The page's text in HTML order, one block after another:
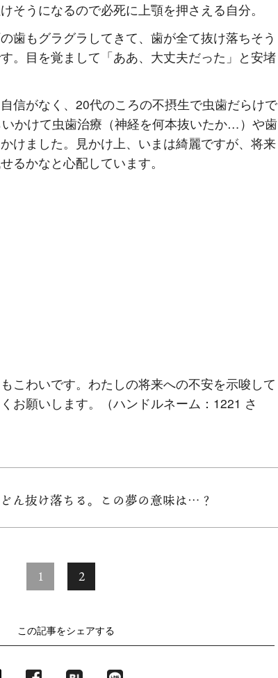
そうになるので必死に上顎を押さえる自分。
歯もグラグラしてきて、歯が全て抜け落ちそう
。目を覚まして「ああ、大丈夫だった」と安堵
信がなく、20代のころの不摂生で虫歯だらけで
かけて虫歯治療（神経を何本抜いたか…）や歯
けました。見かけ上、いまは綺麗ですが、将来
るかなと心配しています。
こわいです。わたしの将来への不安を示唆して
お願いします。（ハンドルネーム：1221 さ
ん抜け落ちる。この夢の意味は…？
1 2
この記事をシェアする